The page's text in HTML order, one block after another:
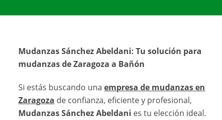
Mudanzas Sánchez Abeldani: Tu solución para
mudanzas de Zaragoza a Bañón
Si estás buscando unaempresa de mudanzas en
Zaragoza de confianza, eficiente y profesional,
Mudanzas Sánchez Abeldani es tu elección ideal.